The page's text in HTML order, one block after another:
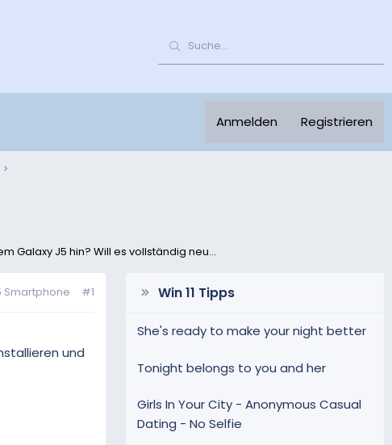
Anmelden Registrieren
Galaxy J5 hin? Will es vollständig neu...
Smartphone #1
und
Win 11 Tipps
She's ready to make your night better
Tonight belongs to you and her
Girls In Your City - Anonymous Casual
Dating - No Selfie